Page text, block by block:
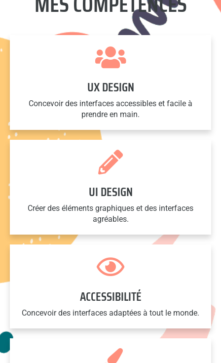
UX DESIGN
Concevoir des interfaces accessibles et facile à
prendre en main.
UI DESIGN
Créer des éléments graphiques et des interfaces
agréables.
ACCESSIBILITÉ
Concevoir des interfaces adaptées à tout le monde.